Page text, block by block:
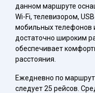
данном маршруте
Wi-Fi, телевизором,
мобильных телефонов
достаточно широким
обеспечивает
расстояния.
Ежедневно по
следует 25 рейсов.